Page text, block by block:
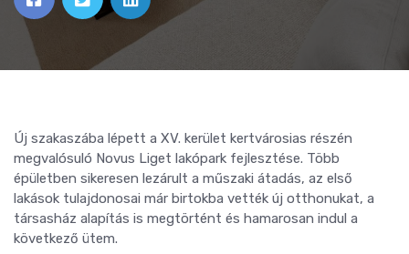
Új szakaszába lépett a XV. kerület kertvárosias részén
megvalósuló Novus Liget lakópark fejlesztése. Több
épületben sikeresen lezárult a műszaki átadás, az első
lakások tulajdonosai már birtokba vették új otthonukat, a
társasház alapítás is megtörtént és hamarosan indul a
következő ütem.